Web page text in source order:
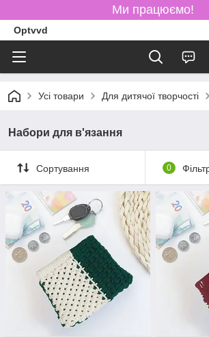
Ми працюємо!
Optvvd
Усі товари Для дитячої творчості
Набори для в'язання
Сортування 0